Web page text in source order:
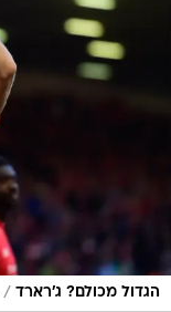
הגדול מכולם? ג'רארד /